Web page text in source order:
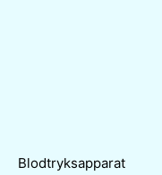
Blodtryksapparat